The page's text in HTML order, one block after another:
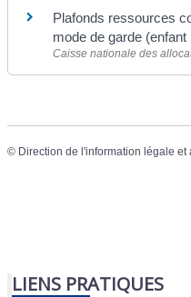
Plafonds ressources
mode de garde
Caisse nationale des
© Direction de l'information légale et
LIENS PRATIQUES